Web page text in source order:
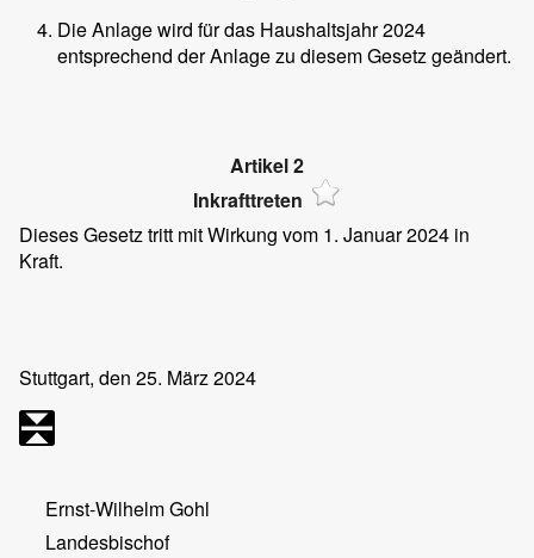
Die Anlage wird für das Haushaltsjahr 2024
entsprechend der Anlage zu diesem Gesetz geändert.
Artikel 2
Inkrafttreten
Dieses Gesetz tritt mit Wirkung vom 1. Januar 2024 in
Kraft.
Stuttgart, den 25. März 2024
Ernst-Wilhelm Gohl
Landesbischof